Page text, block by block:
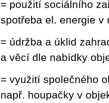
= použití sociálního
spotřeba el.
= údržba a úklid
a věcí dle
= využití společného
např. houpačky v